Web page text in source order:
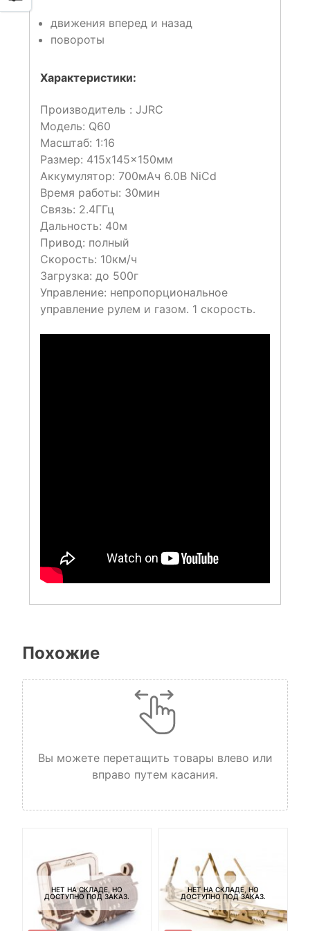
движения вперед и назад
повороты
Характеристики:
Производитель : JJRC
Модель: Q60
Масштаб: 1:16
Размер: 415x145x150мм
Аккумулятор: 700мАч 6.0В NiCd
Время работы: 30мин
Связь: 2.4ГГц
Дальность: 40м
Привод: полный
Скорость: 10км/ч
Загрузка: до 500г
Управление: непропорциональное
управление рулем и газом. 1 скорость.
Похожие
Вы можете перетащить товары влево или
вправо путем касания.
НЕТ НА СКЛАДЕ, НО
ДОСТУПНО ПОД ЗАКАЗ.
НЕТ НА СКЛАДЕ, НО
ДОСТУПНО ПОД ЗАКАЗ.